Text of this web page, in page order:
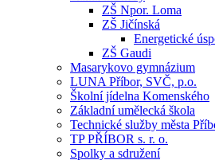
ZŠ Npor. Loma
ZŠ Jičínská
Energetické
ZŠ Gaudi
Masarykovo gymnázium
LUNA Příbor, SVČ, p.o.
Školní jídelna Komenského
Základní umělecká škola
Technické služby města
TP PŘÍBOR s. r. o.
Spolky a sdružení